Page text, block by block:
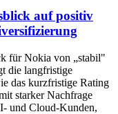
auf positiv
für Nokia von „stabil"
die langfristige
das kurzfristige Rating
starker Nachfrage
und Cloud-Kunden,